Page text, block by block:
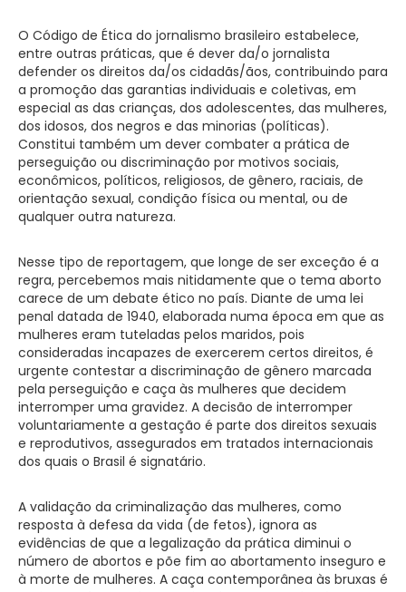
O Código de Ética do jornalismo brasileiro estabelece,
entre outras práticas, que é dever da/o jornalista
defender os direitos da/os cidadãs/ãos, contribuindo para
a promoção das garantias individuais e coletivas, em
especial as das crianças, dos adolescentes, das mulheres,
dos idosos, dos negros e das minorias (políticas).
Constitui também um dever combater a prática de
perseguição ou discriminação por motivos sociais,
econômicos, políticos, religiosos, de gênero, raciais, de
orientação sexual, condição física ou mental, ou de
qualquer outra natureza.
Nesse tipo de reportagem, que longe de ser exceção é a
regra, percebemos mais nitidamente que o tema aborto
carece de um debate ético no país. Diante de uma lei
penal datada de 1940, elaborada numa época em que as
mulheres eram tuteladas pelos maridos, pois
consideradas incapazes de exercerem certos direitos, é
urgente contestar a discriminação de gênero marcada
pela perseguição e caça às mulheres que decidem
interromper uma gravidez. A decisão de interromper
voluntariamente a gestação é parte dos direitos sexuais
e reprodutivos, assegurados em tratados internacionais
dos quais o Brasil é signatário.
A validação da criminalização das mulheres, como
resposta à defesa da vida (de fetos), ignora as
evidências de que a legalização da prática diminui o
número de abortos e põe fim ao abortamento inseguro e
à morte de mulheres. A caça contemporânea às bruxas é